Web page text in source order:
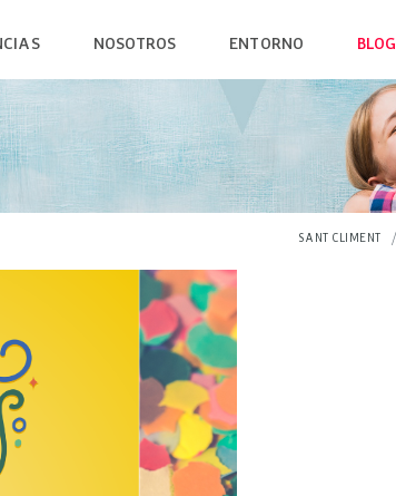
DE SANT CLIMENT
NOSOTROS
RESTAURACIÓN
ALOJAMIENTO
PRODUCTO LOCAL
ENTORNO
L'EMPORDÀ
MUSEOS
BLOG
SANT CLIMENT